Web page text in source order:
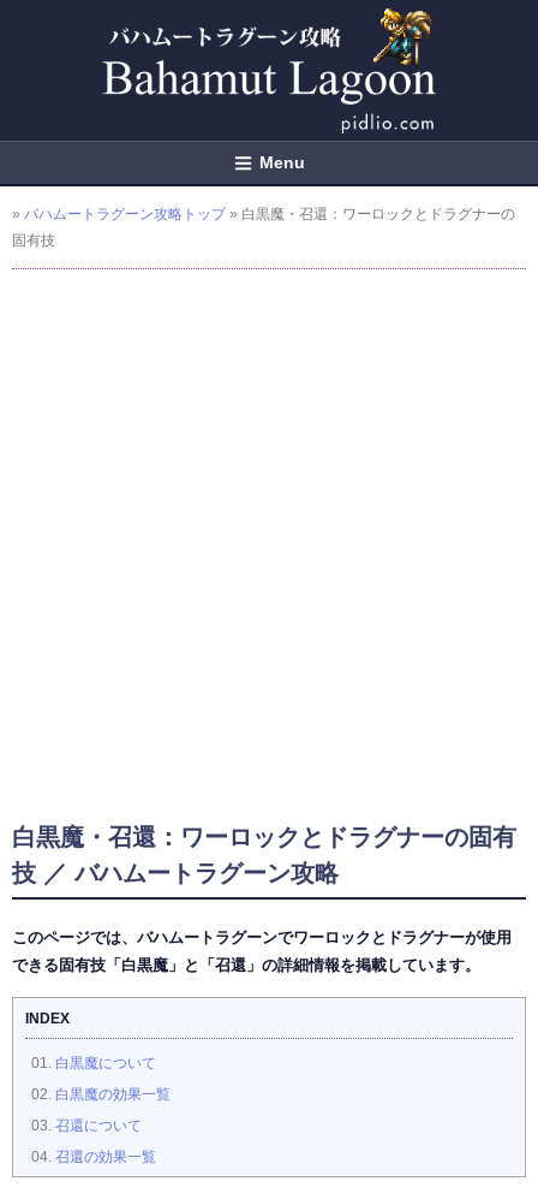
Menu
» バハムートラグーン攻略トップ» 白黒魔・召還：ワーロックとドラグナーの
固有技
白黒魔・召還：ワーロックとドラグナーの固有
技 ／ バハムートラグーン攻略
このページでは、バハムートラグーンでワーロックとドラグナーが使用
できる固有技「白黒魔」と「召還」の詳細情報を掲載しています。
INDEX
白黒魔について
白黒魔の効果一覧
召還について
召還の効果一覧